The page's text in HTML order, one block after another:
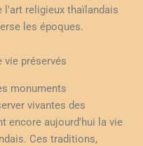
l'art religieux thaïlandais
les époques.
préservés
monuments
vivantes des
encore aujourd'hui la vie
Ces traditions,